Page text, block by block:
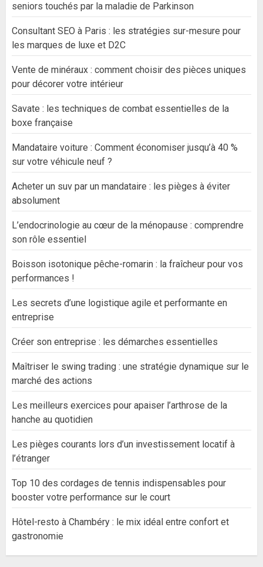
seniors touchés par la maladie de Parkinson
Consultant SEO à Paris : les stratégies sur-mesure pour
les marques de luxe et D2C
Vente de minéraux : comment choisir des pièces uniques
pour décorer votre intérieur
Savate : les techniques de combat essentielles de la
boxe française
Mandataire voiture : Comment économiser jusqu’à 40 %
sur votre véhicule neuf ?
Acheter un suv par un mandataire : les pièges à éviter
absolument
L’endocrinologie au cœur de la ménopause : comprendre
son rôle essentiel
Boisson isotonique pêche-romarin : la fraîcheur pour vos
performances !
Les secrets d’une logistique agile et performante en
entreprise
Créer son entreprise : les démarches essentielles
Maîtriser le swing trading : une stratégie dynamique sur le
marché des actions
Les meilleurs exercices pour apaiser l’arthrose de la
hanche au quotidien
Les pièges courants lors d’un investissement locatif à
l’étranger
Top 10 des cordages de tennis indispensables pour
booster votre performance sur le court
Hôtel-resto à Chambéry : le mix idéal entre confort et
gastronomie